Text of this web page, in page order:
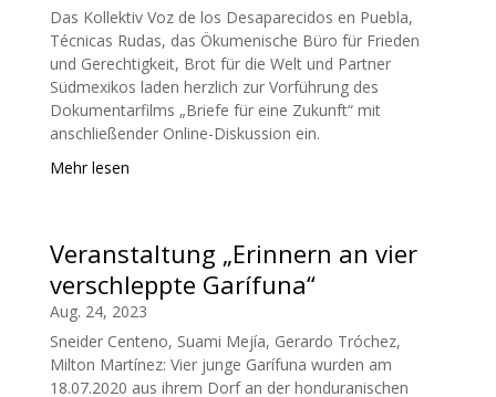
Das Kollektiv Voz de los Desaparecidos en Puebla,
Técnicas Rudas, das Ökumenische Büro für Frieden
und Gerechtigkeit, Brot für die Welt und Partner
Südmexikos laden herzlich zur Vorführung des
Dokumentarfilms „Briefe für eine Zukunft“ mit
anschließender Online-Diskussion ein.
Mehr lesen
Veranstaltung „Erinnern an vier
verschleppte Garífuna“
Aug. 24, 2023
Sneider Centeno, Suami Mejía, Gerardo Tróchez,
Milton Martínez: Vier junge Garífuna wurden am
18.07.2020 aus ihrem Dorf an der honduranischen